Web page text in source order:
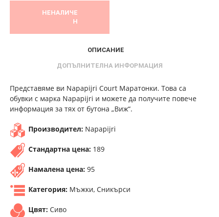
НЕНАЛИЧЕ
Н
ОПИСАНИЕ
ДОПЪЛНИТЕЛНА ИНФОРМАЦИЯ
Представяме ви Napapijri Court Маратонки. Това са
обувки с марка Napapijri и можете да получите повече
информация за тях от бутона „Виж“.
Производител: Napapijri
Стандартна цена: 189
Намалена цена: 95
Категория: Мъжки, Сникърси
Цвят: Сиво